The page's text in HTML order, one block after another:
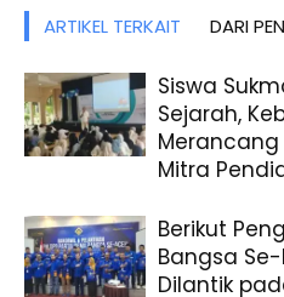
ARTIKEL TERKAIT DARI
Siswa
Sejarah,
Mitra
Berikut
Bangsa
Dilantik